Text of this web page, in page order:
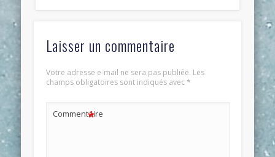
Laisser un commentaire
Votre adresse e-mail ne sera pas publiée. Les
champs obligatoires sont indiqués avec*
Commentaire
*